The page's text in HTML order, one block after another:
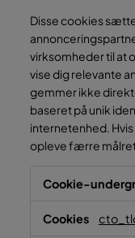
Disse cookies
virksomheder til at
vise dig relevante
gemmer ikke
baseret på unik
internetenhed.
opleve færre